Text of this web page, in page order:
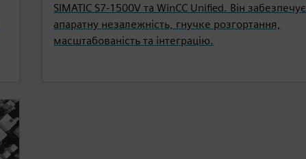
SIMATIC S7-1500V та WinCC Unified. Він забезпечує
апаратну незалежність, гнучке розгортання,
масштабованість та інтеграцію.